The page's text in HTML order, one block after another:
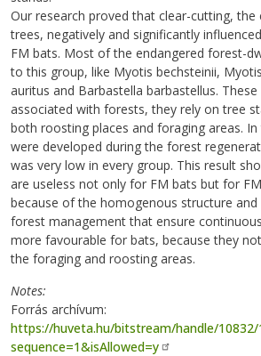
Our research proved that clear-cutting,
trees, negatively and significantly
FM bats. Most of the endangered forest-
to this group, like Myotis bechsteinii,
auritus and Barbastella barbastellus.
associated with forests, they rely on tree
both roosting places and foraging areas.
were developed during the forest
was very low in every group. This result
are useless not only for FM bats but for
because of the homogenous structure and
forest management that ensure
more favourable for bats, because they
the foraging and roosting areas.
Notes
Forrás archívum:
https://huveta.hu/bitstream/handle/10832/
sequence=1&isAllowed=y